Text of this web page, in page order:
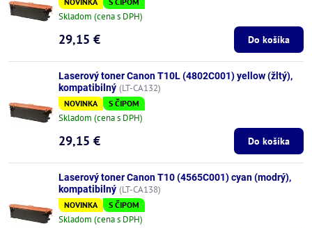
Skladom (cena s DPH)
29,15 € Do košíka
Laserový toner Canon T10L (4802C001) yellow (žltý),
kompatibilný (LT-CA132)
NOVINKA S ČIPOM
Skladom (cena s DPH)
29,15 € Do košíka
Laserový toner Canon T10 (4565C001) cyan (modrý),
kompatibilný (LT-CA138)
NOVINKA S ČIPOM
Skladom (cena s DPH)